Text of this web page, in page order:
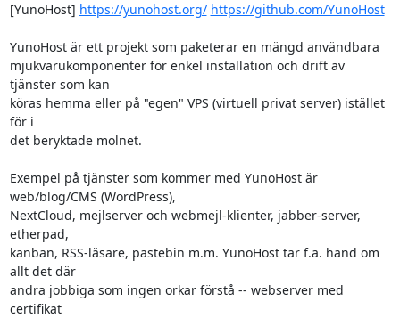
[YunoHost] https://yunohost.org/ https://github.com/YunoHost
YunoHost är ett projekt som paketerar en mängd användbara
mjukvarukomponenter för enkel installation och drift av
tjänster som kan
köras hemma eller på "egen" VPS (virtuell privat server) istället
för i
det beryktade molnet.
Exempel på tjänster som kommer med YunoHost är
web/blog/CMS (WordPress),
NextCloud, mejlserver och webmejl-klienter, jabber-server,
etherpad,
kanban, RSS-läsare, pastebin m.m. YunoHost tar f.a. hand om
allt det där
andra jobbiga som ingen orkar förstå -- webserver med
certifikat